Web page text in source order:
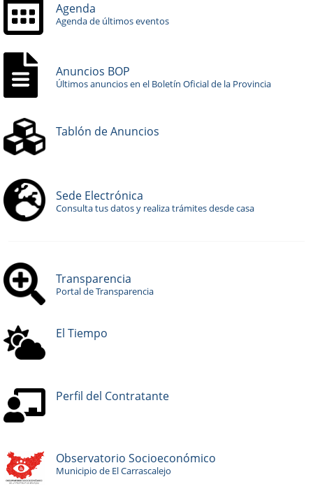
Agenda
Agenda de últimos eventos
Anuncios BOP
Últimos anuncios en el Boletín Oficial de la Provincia
Tablón de Anuncios
Sede Electrónica
Consulta tus datos y realiza trámites desde casa
Transparencia
Portal de Transparencia
El Tiempo
Perfil del Contratante
Observatorio Socioeconómico
Municipio de El Carrascalejo